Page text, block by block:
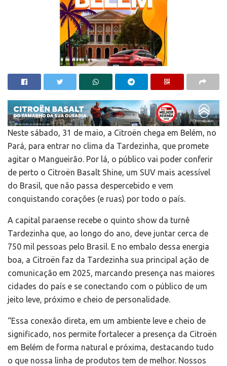
Neste sábado, 31 de maio, a Citroën chega em Belém, no
Pará, para entrar no clima da Tardezinha, que promete
agitar o Mangueirão. Por lá, o público vai poder conferir
de perto o Citroën Basalt Shine, um SUV mais acessível
do Brasil, que não passa despercebido e vem
conquistando corações (e ruas) por todo o país.
A capital paraense recebe o quinto show da turnê
Tardezinha que, ao longo do ano, deve juntar cerca de
750 mil pessoas pelo Brasil. E no embalo dessa energia
boa, a Citroën faz da Tardezinha sua principal ação de
comunicação em 2025, marcando presença nas maiores
cidades do país e se conectando com o público de um
jeito leve, próximo e cheio de personalidade.
“Essa conexão direta, em um ambiente leve e cheio de
significado, nos permite fortalecer a presença da Citroën
em Belém de forma natural e próxima, destacando tudo
o que nossa linha de produtos tem de melhor. Nossos